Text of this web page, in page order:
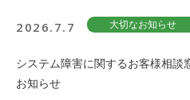
2026.7.7 大切なお知らせ
システム障害に関するお客様相談
お知らせ